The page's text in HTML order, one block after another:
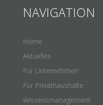
NAVIGATION
Home
Aktuelles
Für Unternehmen
Für Privathaushalte
Wissensmanagement